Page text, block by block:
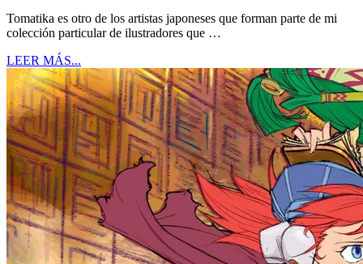
Tomatika es otro de los artistas japoneses que forman parte de mi
colección particular de ilustradores que …
LEER MÁS...